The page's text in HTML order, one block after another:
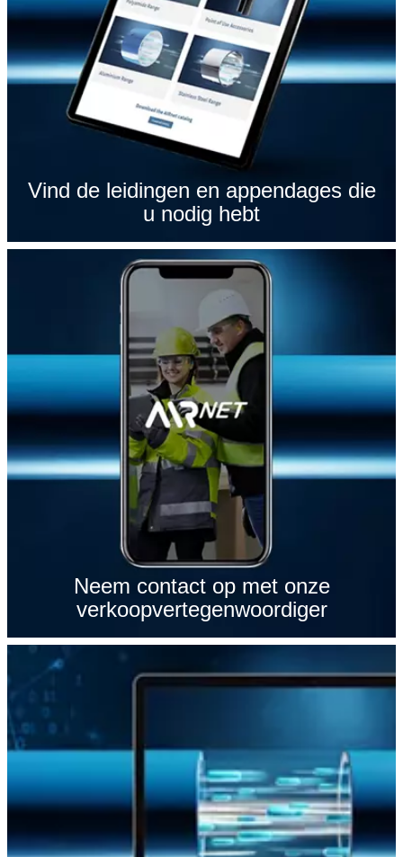
Vind de leidingen en appendages die
u nodig hebt
Neem contact op met onze
verkoopvertegenwoordiger